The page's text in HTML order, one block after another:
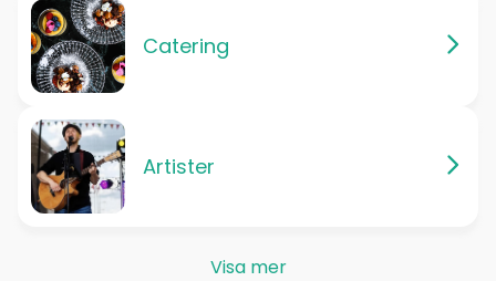
Catering
Artister
Visa mer